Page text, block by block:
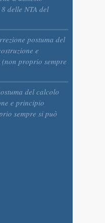
delle NTA del
postuma del
e
proprio sempre
del calcolo
e principio
sempre si può